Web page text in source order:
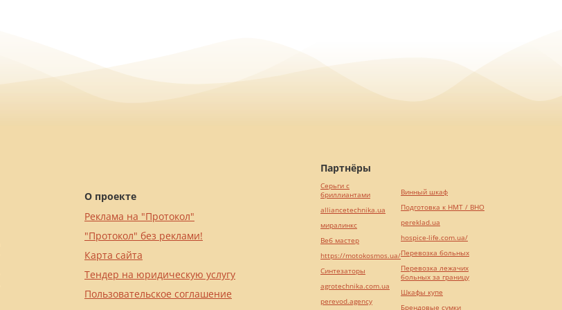
О проекте
Реклама на "Протокол"
"Протокол" без реклами!
Карта сайта
Тендер на юридическую услугу
Пользовательское соглашение
Партнёры
Серьги с
бриллиантами
alliancetechnika.ua
миралинкс
Веб мастер
https://motokosmos.ua/
Синтезаторы
agrotechnika.com.ua
perevod.agency
Винный шкаф
Подготовка к НМТ / ВНО
pereklad.ua
hospice-life.com.ua/
Перевозка больных
Перевозка лежачих
больных за границу
Шкафы купе
Брендовые сумки